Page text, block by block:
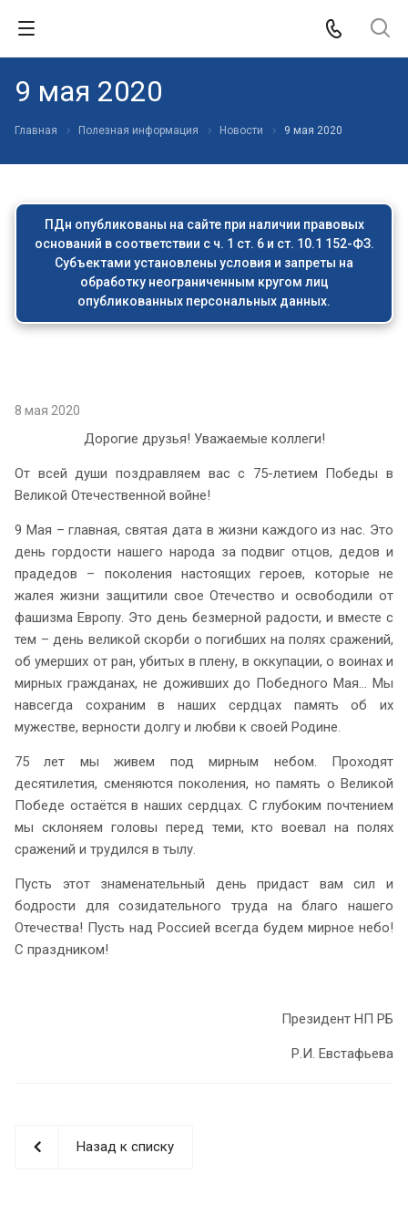
9 мая 2020
Главная Полезная информация Новости 9 мая 2020
ПДн опубликованы на сайте при наличии правовых
оснований в соответствии с ч. 1 ст. 6 и ст. 10.1 152-ФЗ.
Субъектами установлены условия и запреты на
обработку неограниченным кругом лиц
опубликованных персональных данных.
8 мая 2020
Дорогие друзья! Уважаемые коллеги!
От всей души поздравляем вас с 75-летием Победы в
Великой Отечественной войне!
9 Мая – главная, святая дата в жизни каждого из нас. Это
день гордости нашего народа за подвиг отцов, дедов и
прадедов – поколения настоящих героев, которые не
жалея жизни защитили свое Отечество и освободили от
фашизма Европу. Это день безмерной радости, и вместе с
тем – день великой скорби о погибших на полях сражений,
об умерших от ран, убитых в плену, в оккупации, о воинах и
мирных гражданах, не доживших до Победного Мая… Мы
навсегда сохраним в наших сердцах память об их
мужестве, верности долгу и любви к своей Родине.
75 лет мы живем под мирным небом. Проходят
десятилетия, сменяются поколения, но память о Великой
Победе остаётся в наших сердцах. С глубоким почтением
мы склоняем головы перед теми, кто воевал на полях
сражений и трудился в тылу.
Пусть этот знаменательный день придаст вам сил и
бодрости для созидательного труда на благо нашего
Отечества! Пусть над Россией всегда будем мирное небо!
С праздником!
Президент НП РБ
Р.И. Евстафьева
Назад к списку